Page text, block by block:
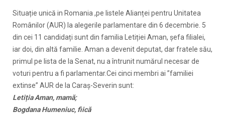
Situație unică in Romania ,pe listele Alianței pentru Unitatea
Românilor (AUR) la alegerile parlamentare din 6 decembrie. 5
din cei 11 candidați sunt din familia Letiției Aman, șefa filialei,
iar doi, din altă familie. Aman a devenit deputat, dar fratele său,
primul pe lista de la Senat, nu a întrunit numărul necesar de
voturi pentru a fi parlamentar.Cei cinci membri ai ”familiei
extinse” AUR de la Caraș-Severin sunt:
Letiția Aman, mamă;
Bogdana Humeniuc, fiică